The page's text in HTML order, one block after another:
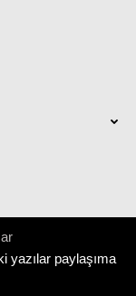
yazılar paylaşıma